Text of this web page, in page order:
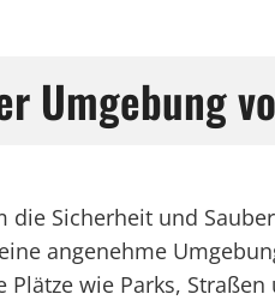
Umgebung
Sicherheit und
angenehme
wie Parks,